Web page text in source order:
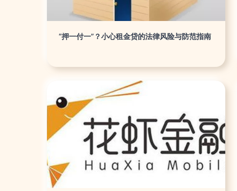
“押一付一”？小心租金贷的法律风险与防范指南